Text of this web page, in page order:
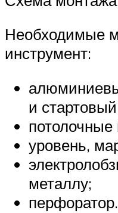
Необходимые
инструмент:
и
уровень,
металлу;
перфоратор.